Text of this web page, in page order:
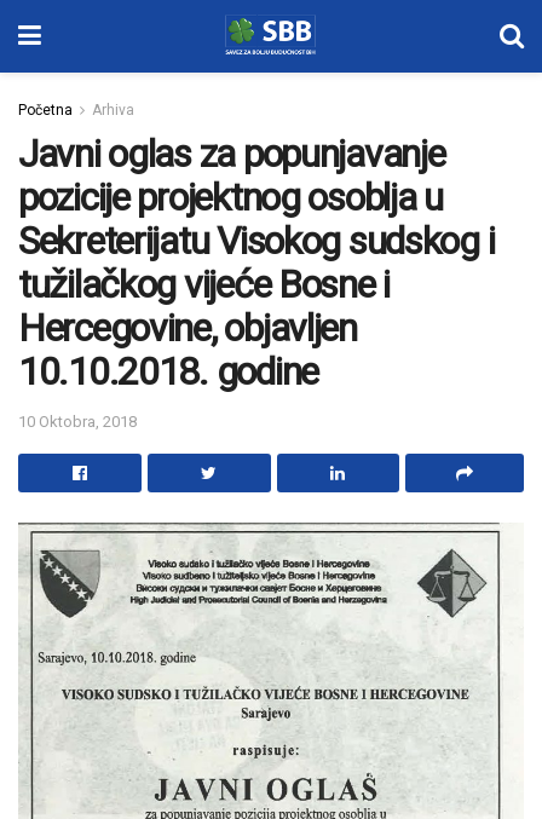
Početna Arhiva
Javni oglas za popunjavanje
pozicije projektnog osoblja u
Sekreterijatu Visokog sudskog i
tužilačkog vijeće Bosne i
Hercegovine, objavljen
10.10.2018. godine
10 Oktobra, 2018